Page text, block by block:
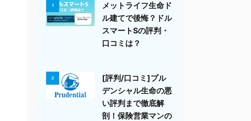
1
メットライフ生命ド
ル建てで後悔？ドル
スマートSの評判・
口コミは？
2
[評判/口コミ]プル
デンシャル生命の悪
い評判まで徹底解
剖！保険営業マンの